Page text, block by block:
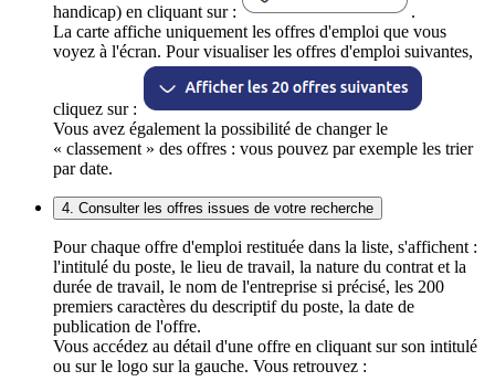
handicap) en cliquant sur :
.
La carte affiche uniquement les offres d'emploi que vous
voyez à l'écran. Pour visualiser les offres d'emploi suivantes,
cliquez sur :
Vous avez également la possibilité de changer le
« classement » des offres : vous pouvez par exemple les trier
par date.
4. Consulter les offres issues de votre recherche
Pour chaque offre d'emploi restituée dans la liste, s'affichent :
l'intitulé du poste, le lieu de travail, la nature du contrat et la
durée de travail, le nom de l'entreprise si précisé, les 200
premiers caractères du descriptif du poste, la date de
publication de l'offre.
Vous accédez au détail d'une offre en cliquant sur son intitulé
ou sur le logo sur la gauche. Vous retrouvez :